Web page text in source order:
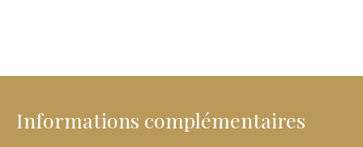
Informations complémentaires